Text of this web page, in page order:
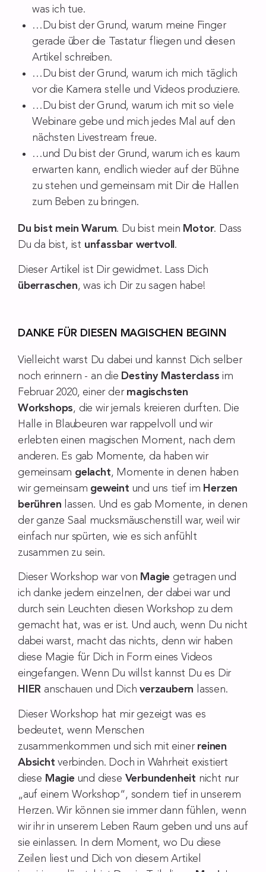
was ich tue.
…Du bist der Grund, warum meine Finger
gerade über die Tastatur fliegen und diesen
Artikel schreiben.
…Du bist der Grund, warum ich mich täglich
vor die Kamera stelle und Videos produziere.
…Du bist der Grund, warum ich mit so viele
Webinare gebe und mich jedes Mal auf den
nächsten Livestream freue.
…und Du bist der Grund, warum ich es kaum
erwarten kann, endlich wieder auf der Bühne
zu stehen und gemeinsam mit Dir die Hallen
zum Beben zu bringen.
Du bist mein Warum. Du bist mein Motor. Dass
Du da bist, ist unfassbar wertvoll .
Dieser Artikel ist Dir gewidmet. Lass Dich
überraschen, was ich Dir zu sagen habe!
DANKE FÜR DIESEN MAGISCHEN BEGINN
Vielleicht warst Du dabei und kannst Dich selber
noch erinnern - an die Destiny Masterclass im
Februar 2020, einer der magischsten
Workshops, die wir jemals kreieren durften. Die
Halle in Blaubeuren war rappelvoll und wir
erlebten einen magischen Moment, nach dem
anderen. Es gab Momente, da haben wir
gemeinsam gelacht, Momente in denen haben
wir gemeinsam geweint und uns tief im Herzen
berühren lassen. Und es gab Momente, in denen
der ganze Saal mucksmäuschenstill war, weil wir
einfach nur spürten, wie es sich anfühlt
zusammen zu sein.
Dieser Workshop war von Magie getragen und
ich danke jedem einzelnen, der dabei war und
durch sein Leuchten diesen Workshop zu dem
gemacht hat, was er ist. Und auch, wenn Du nicht
dabei warst, macht das nichts, denn wir haben
diese Magie für Dich in Form eines Videos
eingefangen. Wenn Du willst kannst Du es Dir
HIER anschauen und Dichverzaubern lassen.
Dieser Workshop hat mir gezeigt was es
bedeutet, wenn Menschen
zusammenkommen und sich mit einer reinen
Absicht verbinden. Doch in Wahrheit existiert
diese Magieund diese Verbundenheit nicht nur
„auf einem Workshop“, sondern tief in unserem
Herzen. Wir können sie immer dann fühlen, wenn
wir ihr in unserem Leben Raum geben und uns auf
sie einlassen. In dem Moment, wo Du diese
Zeilen liest und Dich von diesem Artikel